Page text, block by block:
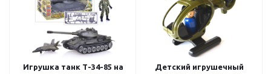
Игрушка танк Т-34-85 на
Детский игрушечный